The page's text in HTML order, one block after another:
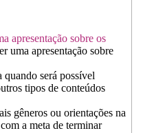
apresentação sobre os
uma apresentação sobre
quando será possível
tipos de conteúdos
gêneros ou orientações na
a meta de terminar